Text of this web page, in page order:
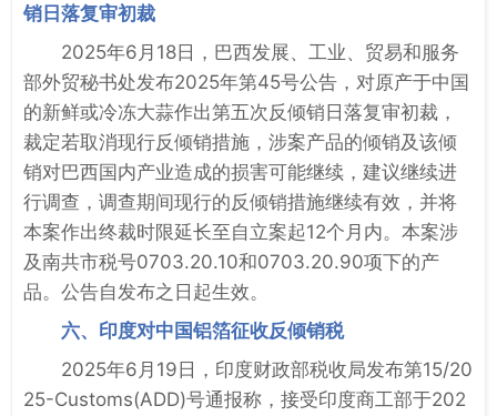
销日落复审初裁
2025年6月18日，巴西发展、工业、贸易和服务
部外贸秘书处发布2025年第45号公告，对原产于中国
的新鲜或冷冻大蒜作出第五次反倾销日落复审初裁，
裁定若取消现行反倾销措施，涉案产品的倾销及该倾
销对巴西国内产业造成的损害可能继续，建议继续进
行调查，调查期间现行的反倾销措施继续有效，并将
本案作出终裁时限延长至自立案起12个月内。本案涉
及南共市税号0703.20.10和0703.20.90项下的产
品。公告自发布之日起生效。
六、印度对中国铝箔征收反倾销税
2025年6月19日，印度财政部税收局发布第15/20
25-Customs(ADD)号通报称，接受印度商工部于202